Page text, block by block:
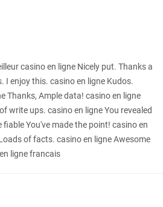
casino en ligne Nicely put. Thanks a
I enjoy this. casino en ligne Kudos.
Thanks, Ample data! casino en ligne
write ups. casino en ligne You revealed
fiable You've made the point! casino en
of facts. casino en ligne Awesome
ligne francais